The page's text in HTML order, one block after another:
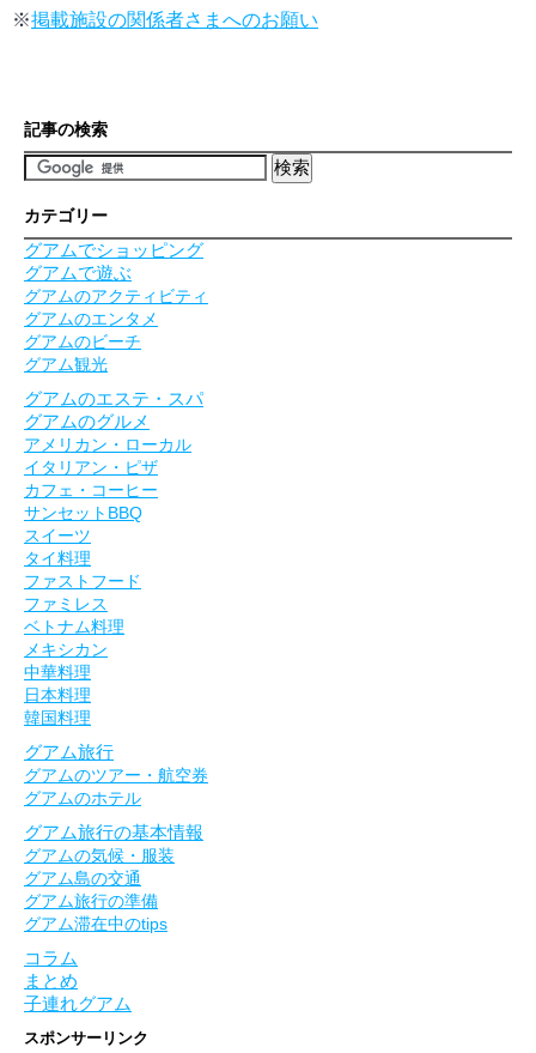
※掲載施設の関係者さまへのお願い
記事の検索
カテゴリー
グアムでショッピング
グアムで遊ぶ
グアムのアクティビティ
グアムのエンタメ
グアムのビーチ
グアム観光
グアムのエステ・スパ
グアムのグルメ
アメリカン・ローカル
イタリアン・ピザ
カフェ・コーヒー
サンセットBBQ
スイーツ
タイ料理
ファストフード
ファミレス
ベトナム料理
メキシカン
中華料理
日本料理
韓国料理
グアム旅行
グアムのツアー・航空券
グアムのホテル
グアム旅行の基本情報
グアムの気候・服装
グアム島の交通
グアム旅行の準備
グアム滞在中のtips
コラム
まとめ
子連れグアム
スポンサーリンク